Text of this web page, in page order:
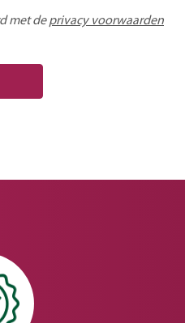
met deprivacy voorwaarden